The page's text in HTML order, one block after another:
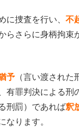
捜査を行い、 不
らさらに身柄拘束
予 （言い渡され
有罪判決による刑
刑罰）であれば釈
ります。